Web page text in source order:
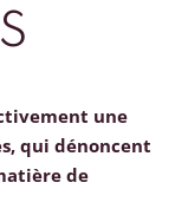
une
qui dénoncent
de